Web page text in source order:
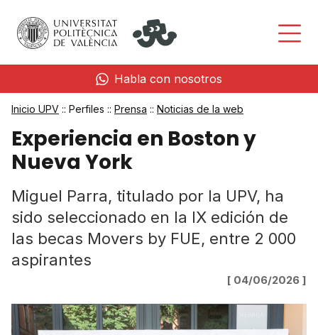
Habla con nosotros
Inicio UPV :: Perfiles :: Prensa :: Noticias de la web
Experiencia en Boston y
Nueva York
Miguel Parra, titulado por la UPV, ha
sido seleccionado en la IX edición de
las becas Movers by FUE, entre 2 000
aspirantes
[ 04/06/2026 ]